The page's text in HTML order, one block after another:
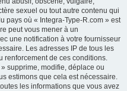
sexuel ou tout autre contenu qui
pays où « Integra-Type-R.com » est
peut vous mener à un
une notification à votre fournisseur
Les adresses IP de tous les
renforcement de ces conditions.
supprime, modifie, déplace ou
estimons que cela est nécessaire.
les informations que vous avez